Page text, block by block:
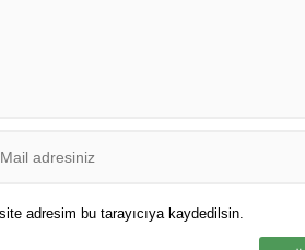
adresim bu tarayıcıya kaydedilsin.